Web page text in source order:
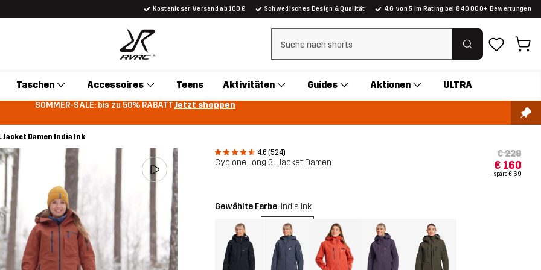
Kostenloser Versand ab 100 € Schwedisches Design & Qualität 4.6 von 5 im Rating bei 840 000+ Bewertungen
Suchfilter löschen
Taschen Accessoires Teens Aktivitäten Guides Aktionen ULTRA
SOMMER-SALE: bis zu 50% RABATTJetzt shoppen
Jacket Damen India Ink
4.6 (524)
Cyclone Long 3L Jacket Damen
€ 229
€ 160
- spare€ 69
Gewählte Farbe: India Ink